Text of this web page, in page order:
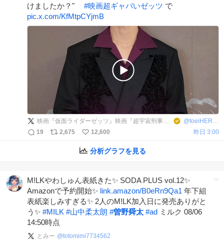
けましたか？" ⠀ #映画超ギャバいゼッツ で
pic.x.com/KfMtpCYjmB
映画『仮面ライダーゼッツ』映画『超宇宙刑事ギャバン インフィニティ』 @toeiHERO_movie
19
2,675 12,600 昨日 3:00
分析グラフを見る
M!LKやわしゅん表紙きた✨ SODA PLUS vol.12✨
Amazonで予約開始✨ link.amazon/B0eRn9Qa1 年下組
表紙楽しみすぎる✨ 2人のM!LK加入日に発売ありがと
う✨ #MILK #山中柔太朗 #曽野舜太 #ad ミルク 08/06
14:50時点
とみー @totomimi7734562